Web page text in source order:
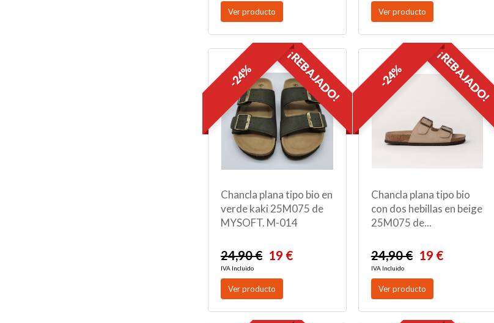
Ver producto Ver producto
¡REBAJADO!
-24%
Chancla plana tipo bio en
verde kaki 25M075 de
MYSOFT. M-014
24,90 € 19 €
IVA Incluido
Ver producto
¡REBAJADO!
-24%
Chancla plana tipo bio
con dos hebillas en beige
25M075 de...
24,90 € 19 €
IVA Incluido
Ver producto